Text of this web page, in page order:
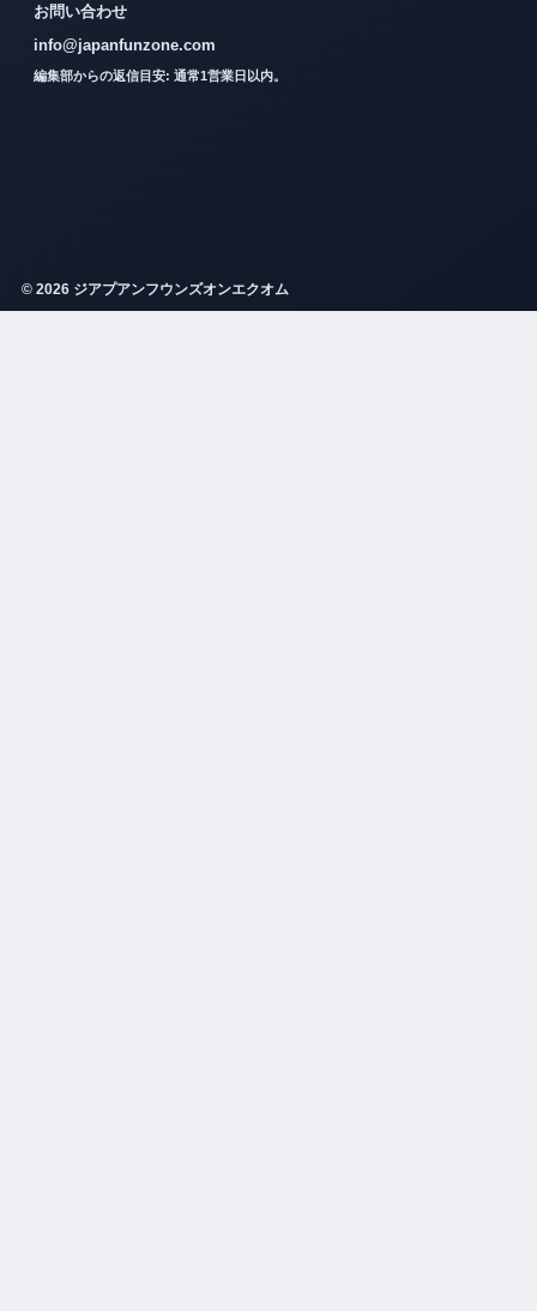
お問い合わせ
info@japanfunzone.com
編集部からの返信目安: 通常1営業日以内。
© 2026 ジアプアンフウンズオンエクオム